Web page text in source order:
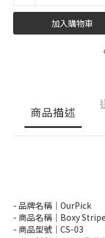
加入購物車
商品描述
- 品牌名稱｜OurPick
- 商品名稱｜Boxy
- 商品型號｜CS-03